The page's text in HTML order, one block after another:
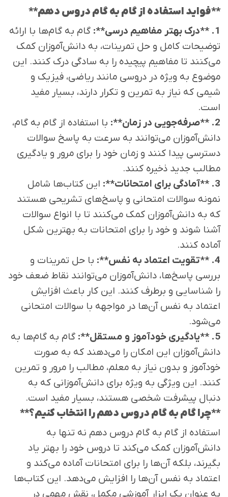
**فواید استفاده از گام به گام دروس دهم**
1. **درک بهتر مفاهیم درسی**:
گام به گام‌ها با ارائه
توضیحات کامل و حل تمرینات، به دانش‌آموزان کمک
می‌کنند تا مفاهیم پیچیده را به سادگی درک کنند. این
موضوع به ویژه در دروسی مانند ریاضی، فیزیک و
شیمی که نیاز به تمرین و تکرار دارند، بسیار مفید
است.
2. **صرفه‌جویی در زمان**:
با استفاده از گام به گام،
دانش‌آموزان می‌توانند به سرعت به پاسخ سوالات
دسترسی پیدا کنند و زمان خود را برای مرور و یادگیری
مطالب جدید ذخیره کنند.
3. **آمادگی برای امتحانات**:
این کتاب‌ها شامل
نمونه سوالات امتحانی و پاسخ‌های تشریحی هستند
که به دانش‌آموزان کمک می‌کنند تا با انواع سوالات
آشنا شوند و خود را برای امتحانات به بهترین شکل
آماده کنند.
4. **تقویت اعتماد به نفس**:
با حل تمرینات و
بررسی پاسخ‌ها، دانش‌آموزان می‌توانند نقاط ضعف خود
را شناسایی و برطرف کنند. این کار باعث افزایش
اعتماد به نفس آن‌ها در مواجهه با سوالات امتحانی
می‌شود.
5. **یادگیری خودآموز و مستقل**:
گام به گام‌ها به
دانش‌آموزان این امکان را می‌دهند که به صورت
خودآموز و بدون نیاز به معلم، مطالب را مرور و تمرین
کنند. این ویژگی به ویژه برای دانش‌آموزانی که به
دنبال پیشرفت شخصی هستند، بسیار مفید است.
**چرا گام به گام دروس دهم را انتخاب کنیم؟**
استفاده از گام به گام دروس دهم نه تنها به
دانش‌آموزان کمک می‌کند تا دروس خود را بهتر یاد
بگیرند، بلکه آن‌ها را برای امتحانات آماده می‌کند و
اعتماد به نفس آن‌ها را افزایش می‌دهد. این کتاب‌ها
به عنوان یک ابزار آموزشی مکمل، نقش مهمی در